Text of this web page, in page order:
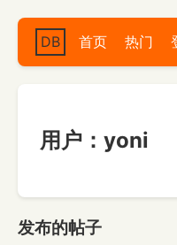
DB 首页 热门
用户：yoni
发布的帖子